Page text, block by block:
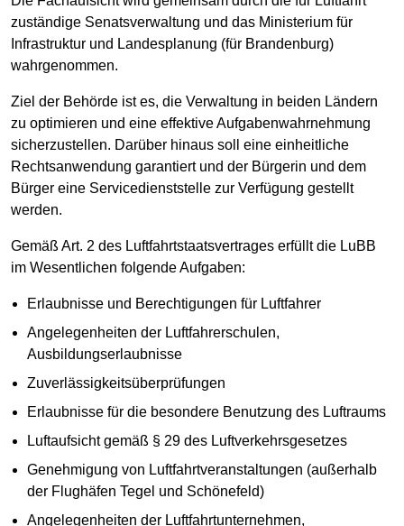
zuständige Senatsverwaltung und das Ministerium für
Infrastruktur und Landesplanung (für Brandenburg)
wahrgenommen.
Ziel der Behörde ist es, die Verwaltung in beiden Ländern
zu optimieren und eine effektive Aufgabenwahrnehmung
sicherzustellen. Darüber hinaus soll eine einheitliche
Rechtsanwendung garantiert und der Bürgerin und dem
Bürger eine Servicedienststelle zur Verfügung gestellt
werden.
Gemäß Art. 2 des Luftfahrtstaatsvertrages erfüllt die LuBB
im Wesentlichen folgende Aufgaben:
Erlaubnisse und Berechtigungen für Luftfahrer
Angelegenheiten der Luftfahrerschulen,
Ausbildungserlaubnisse
Zuverlässigkeitsüberprüfungen
Erlaubnisse für die besondere Benutzung des Luftraums
Luftaufsicht gemäß § 29 des Luftverkehrsgesetzes
Genehmigung von Luftfahrtveranstaltungen (außerhalb
der Flughäfen Tegel und Schönefeld)
Angelegenheiten der Luftfahrtunternehmen,